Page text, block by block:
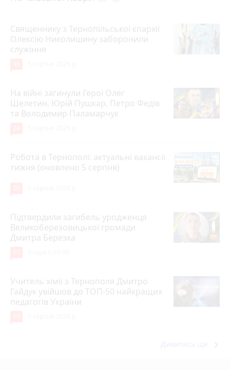
Священнику з Тернопільської єпархії
Олексію Николишину заборонили
служіння
На війні загинули Герої Олег
Шелетин, Юрій Пушкар, Петро Федів
та Володимир Паламарчук
Робота в Тернополі: актуальні вакансії
тижня (оновлено 5 серпня)
Підтвердили загибель уродженця
Великоберезовицької громади
Дмитра Березка
Учитель хімії з Тернополя Дмитро
Гайдук увійшов до ТОП-50 найкращих
педагогів України